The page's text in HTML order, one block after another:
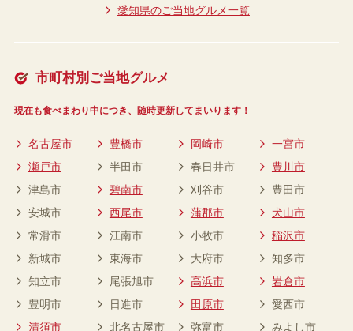
愛知県のご当地グルメ一覧
市町村別ご当地グルメ
現在も食べまわり中につき、随時更新してまいります！
名古屋市 豊橋市 岡崎市
一宮市
瀬戸市
半田市 春日井市
豊川市
津島市
碧南市 刈谷市
豊田市
安城市
西尾市 蒲郡市
犬山市
常滑市
江南市 小牧市
稲沢市
新城市
東海市 大府市
知多市
知立市
尾張旭市 高浜市
岩倉市
豊明市
日進市 田原市
愛西市
清須市
北名古屋市 弥富市
みよし市